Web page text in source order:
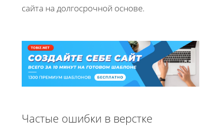
сайта на долгосрочной основе.
Частые ошибки в верстке